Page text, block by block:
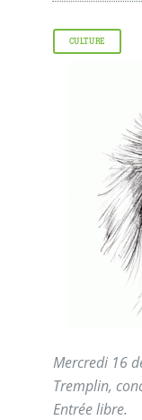
CULTURE
Mercredi 16
Tremplin,
Entrée libre.